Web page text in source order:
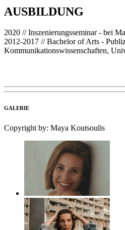
AUSBILDUNG
2020 // Inszenierungsseminar - bei
2012-2017 // Bachelor of Arts -
Kommunikationswissenschaften,
GALERIE
Copyright by: Maya Koutsoulis